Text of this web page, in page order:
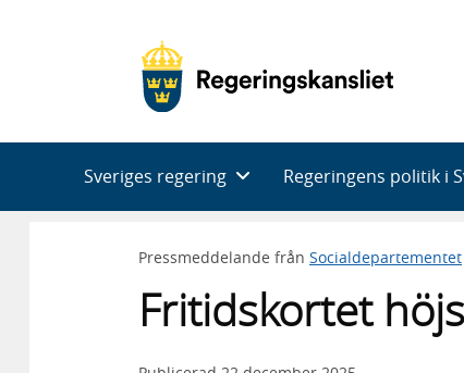
Sveriges regering Regeringens politik i
Pressmeddelande från Socialdepartementet
Fritidskortet